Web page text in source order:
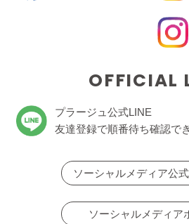
OFFICIAL
プラージュ公式LINE
友達登録で順番待ち確認で
ソーシャルメディア公
ソーシャルメディア